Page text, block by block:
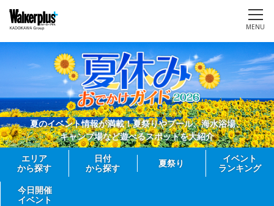
MENU
夏のイベント情報が満載！夏祭りやプール、海水浴場、
キャンプ場など遊べるスポットを大紹介
エリア
から探す
日付
から探す
夏祭り
イベント
ランキング
今日開催
イベント